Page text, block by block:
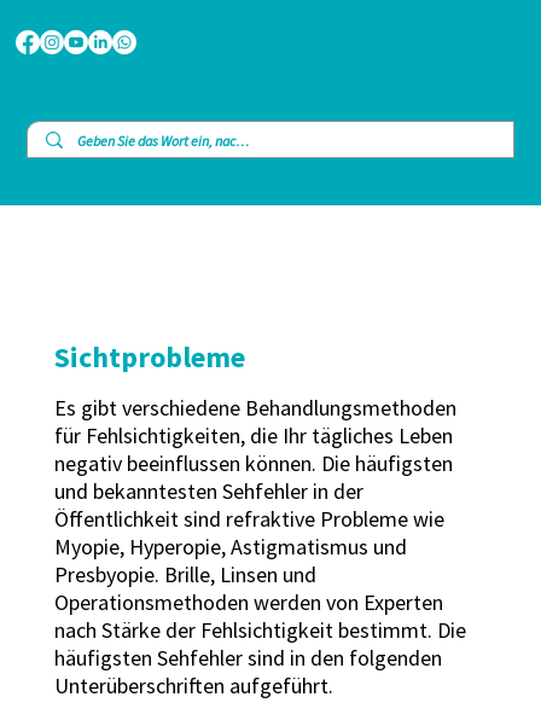
Sichtprobleme
Es gibt verschiedene Behandlungsmethoden
für Fehlsichtigkeiten, die Ihr tägliches Leben
negativ beeinflussen können. Die häufigsten
und bekanntesten Sehfehler in der
Öffentlichkeit sind refraktive Probleme wie
Myopie, Hyperopie, Astigmatismus und
Presbyopie. Brille, Linsen und
Operationsmethoden werden von Experten
nach Stärke der Fehlsichtigkeit bestimmt. Die
häufigsten Sehfehler sind in den folgenden
Unterüberschriften aufgeführt.